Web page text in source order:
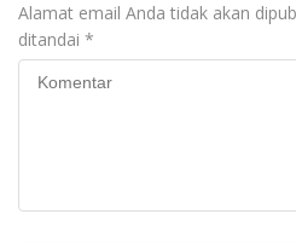
Alamat email Anda tidak akan
ditandai *